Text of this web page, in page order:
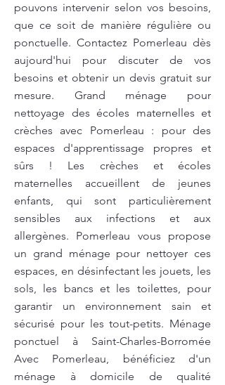
pouvons intervenir selon vos besoins,
que ce soit de manière régulière ou
ponctuelle. Contactez Pomerleau dès
aujourd'hui pour discuter de vos
besoins et obtenir un devis gratuit sur
mesure. Grand ménage pour
nettoyage des écoles maternelles et
crèches avec Pomerleau : pour des
espaces d'apprentissage propres et
sûrs ! Les crèches et écoles
maternelles accueillent de jeunes
enfants, qui sont particulièrement
sensibles aux infections et aux
allergènes. Pomerleau vous propose
un grand ménage pour nettoyer ces
espaces, en désinfectant les jouets, les
sols, les bancs et les toilettes, pour
garantir un environnement sain et
sécurisé pour les tout-petits. Ménage
ponctuel à Saint-Charles-Borromée
Avec Pomerleau, bénéficiez d'un
ménage à domicile de qualité